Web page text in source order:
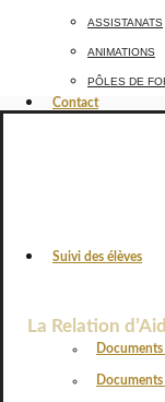
Contact
Suivi des élèves
Documents
Documents
ASSISTANATS
ANIMATIONS
PÔLES DE
La Relation